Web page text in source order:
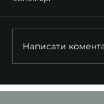
Написати